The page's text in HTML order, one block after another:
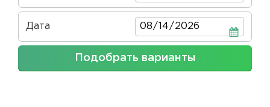
Дата Дата
Подобрать варианты